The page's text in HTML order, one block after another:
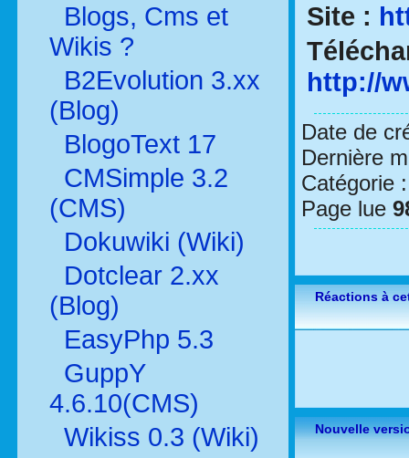
Blogs, Cms et
Wikis ?
B2Evolution 3.xx
(Blog)
BlogoText 17
CMSimple 3.2
(CMS)
Dokuwiki (Wiki)
Dotclear 2.xx
(Blog)
EasyPhp 5.3
GuppY
4.6.10(CMS)
Wikiss 0.3 (Wiki)
Site :
http://
Date de
Dernière
Catégorie
Page lue
Réactions à
Nouvelle